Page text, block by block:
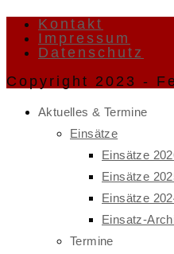
Kontakt
Impressum
Datenschutz
Copyright 2023 -
Aktuelles & Termine
Einsätze
Einsätze
Einsätze
Einsätze
Einsatz-
Termine